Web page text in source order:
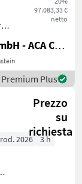
97.083,33 €
netto
Stumpf GmbH - ACA Center Stumpf
Plus
Prezzo
su
richiesta
2026
3 h